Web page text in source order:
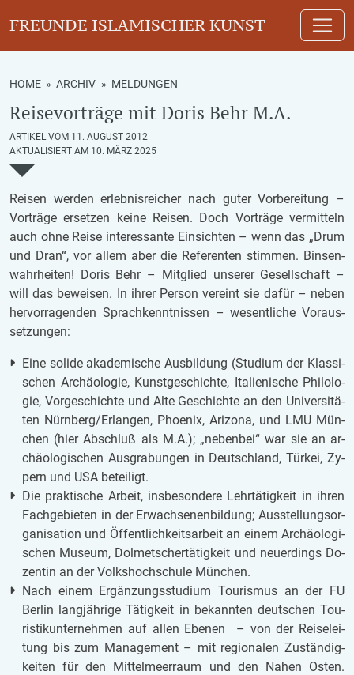
FREUNDE ISLAMISCHER KUNST
HOME » ARCHIV » MELDUNGEN
Reisevorträge mit Doris Behr M.A.
ARTIKEL VOM 11. AUGUST 2012
AKTUALISIERT AM 10. MÄRZ 2025
Rei­sen wer­den er­leb­nis­rei­cher nach guter Vor­be­rei­tung –
Vor­trä­ge er­set­zen keine Rei­sen. Doch Vor­trä­ge ver­mit­teln
auch ohne Reise in­ter­es­san­te Ein­sich­ten – wenn das „Drum
und Dran“, vor allem aber die Re­fe­ren­ten stim­men. Bin­sen­
wahr­hei­ten! Doris Behr – Mit­glied un­se­rer Ge­sell­schaft –
will das be­wei­sen. In ihrer Per­son ver­eint sie dafür – neben
her­vor­ra­gen­den Sprach­kennt­nis­sen – we­sent­li­che Vor­aus­
set­zun­gen:
Eine so­li­de aka­de­mi­sche Aus­bil­dung (Stu­di­um der Klas­si­
schen Ar­chäo­lo­gie, Kunst­ge­schich­te, Ita­li­e­ni­sche Phi­lo­lo­
gie, Vor­ge­schich­te und Alte Ge­schich­te an den Uni­ver­si­tä­
ten Nürn­berg/Er­lan­gen, Phoe­nix, Ari­zo­na, und LMU Mün­
chen (hier Ab­schluß als M.A.); „ne­ben­bei“ war sie an ar­
chäo­lo­gi­schen Aus­gra­bun­gen in Deutsch­land, Tür­kei, Zy­
pern und USA be­tei­ligt.
Die prak­ti­sche Ar­beit, ins­be­son­de­re Lehr­tä­tig­keit in ihren
Fach­ge­bie­ten in der Er­wach­se­nen­bil­dung; Aus­stel­lungs­or­
ga­ni­sa­ti­on und Öf­fent­lich­keits­ar­beit an einem Ar­chäo­lo­gi­
schen Mu­se­um, Dol­met­scher­tä­tig­keit und neu­er­dings Do­
zen­tin an der Volks­hoch­schu­le Mün­chen.
Nach einem Er­gän­zungs­stu­di­um Tou­ris­mus an der FU
Ber­lin lang­jäh­ri­ge Tä­tig­keit in be­kann­ten deut­schen Tou­
ris­tik­un­ter­neh­men auf allen Ebe­nen – von der Rei­se­lei­
tung bis zum Ma­nage­ment – mit re­gi­o­na­len Zu­stän­dig­
kei­ten für den Mit­tel­meer­raum und den Nahen Osten.